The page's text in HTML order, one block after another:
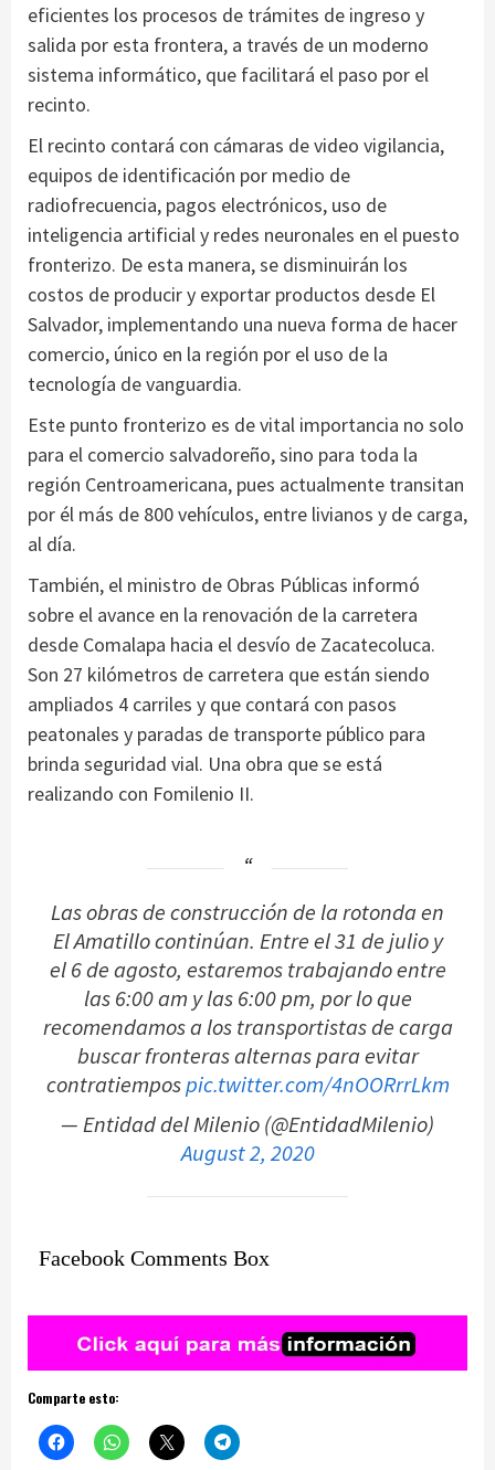
eficientes los procesos de trámites de ingreso y
salida por esta frontera, a través de un moderno
sistema informático, que facilitará el paso por el
recinto.
El recinto contará con cámaras de video vigilancia,
equipos de identificación por medio de
radiofrecuencia, pagos electrónicos, uso de
inteligencia artificial y redes neuronales en el puesto
fronterizo. De esta manera, se disminuirán los
costos de producir y exportar productos desde El
Salvador, implementando una nueva forma de hacer
comercio, único en la región por el uso de la
tecnología de vanguardia.
Este punto fronterizo es de vital importancia no solo
para el comercio salvadoreño, sino para toda la
región Centroamericana, pues actualmente transitan
por él más de 800 vehículos, entre livianos y de carga,
al día.
También, el ministro de Obras Públicas informó
sobre el avance en la renovación de la carretera
desde Comalapa hacia el desvío de Zacatecoluca.
Son 27 kilómetros de carretera que están siendo
ampliados 4 carriles y que contará con pasos
peatonales y paradas de transporte público para
brinda seguridad vial. Una obra que se está
realizando con Fomilenio II.
Las obras de construcción de la rotonda en
El Amatillo continúan. Entre el 31 de julio y
el 6 de agosto, estaremos trabajando entre
las 6:00 am y las 6:00 pm, por lo que
recomendamos a los transportistas de carga
buscar fronteras alternas para evitar
contratiempospic.twitter.com/4nOORrrLkm
— Entidad del Milenio (@EntidadMilenio)
August 2, 2020
Facebook Comments Box
Comparte esto: